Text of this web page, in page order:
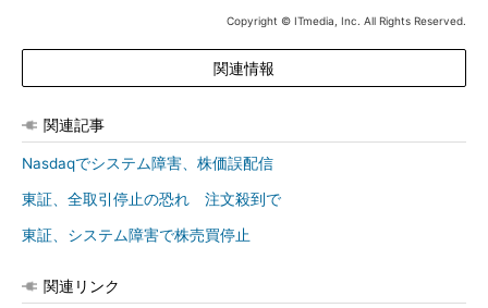
Copyright © ITmedia, Inc. All Rights Reserved.
関連情報
関連記事
Nasdaqでシステム障害、株価誤配信
東証、全取引停止の恐れ 注文殺到で
東証、システム障害で株売買停止
関連リンク